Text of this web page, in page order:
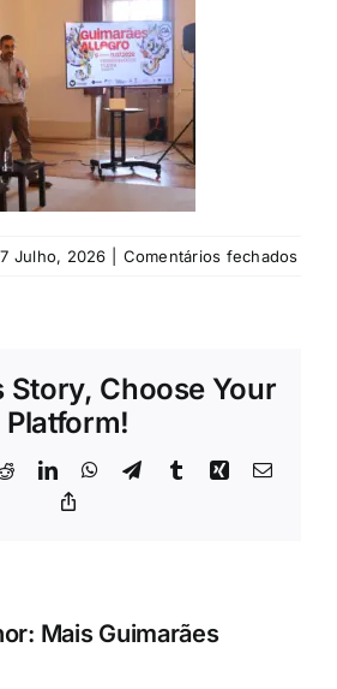
7 Julho, 2026 Comentários fechadosem
Story, Choose Your
Platform!
RedditLinkedInWhatsApp
TelegramTumblrXing Email
Mais Guimarães